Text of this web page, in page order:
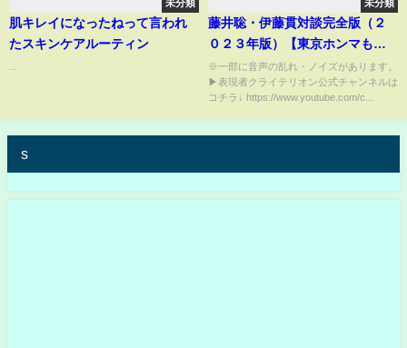
未分類
肌キレイになったねって言われ
たスキンケアルーティン
未分類
藤井聡・伊藤貫対談完全版（２
０２３年版）【東京ホンマもん
教室×表現者クライテリオン】
※一部に音声の乱れ・ノイズがあります。
▶︎表現者クライテリオン公式チャンネルは
コチラ↓ https://www.youtube.com/c...
s